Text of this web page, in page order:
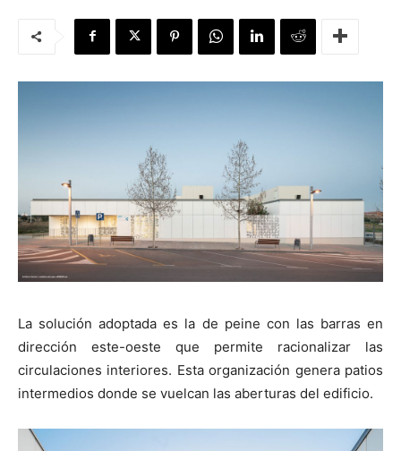
La solución adoptada es la de peine con las barras en
dirección este-oeste que permite racionalizar las
circulaciones interiores. Esta organización genera patios
intermedios donde se vuelcan las aberturas del edificio.